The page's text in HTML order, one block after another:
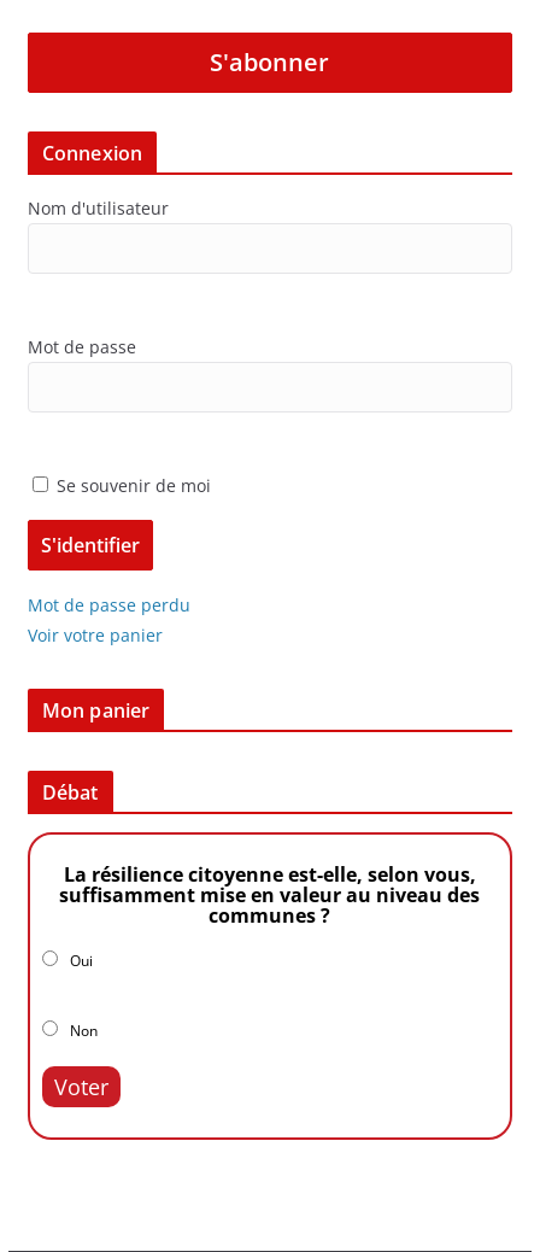
S'abonner
Connexion
Nom d'utilisateur
Mot de passe
Se souvenir de moi
Mot de passe perdu
Voir votre panier
Mon panier
Débat
La résilience citoyenne est-elle, selon vous,
suffisamment mise en valeur au niveau des
communes ?
Oui
Non
Voter